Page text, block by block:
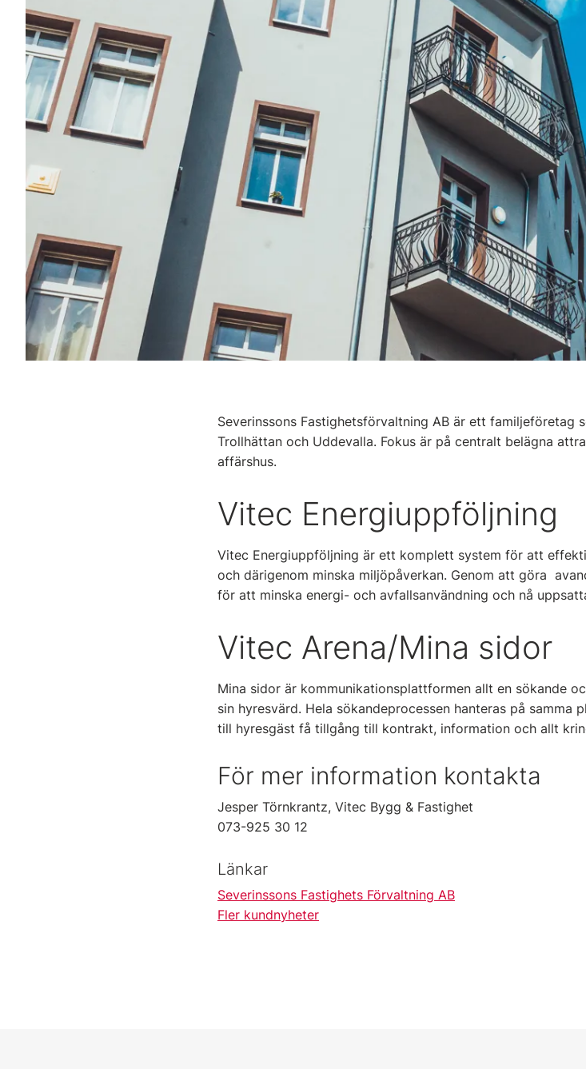
Severinssons Fastighetsförvaltning AB är ett familjeföretag
Trollhättan och Uddevalla. Fokus är på centralt belägna
affärshus.
Vitec Energiuppföljning
Vitec Energiuppföljning är ett komplett system för att
och därigenom minska miljöpåverkan. Genom att göra
för att minska energi- och avfallsanvändning och nå
Vitec Arena/Mina sidor
Mina sidor är kommunikationsplattformen allt en sökande
sin hyresvärd. Hela sökandeprocessen hanteras på
till hyresgäst få tillgång till kontrakt, information och allt
För mer information kontakta
Jesper Törnkrantz, Vitec Bygg & Fastighet
073-925 30 12
Länkar
Severinssons Fastighets Förvaltning AB
Fler kundnyheter